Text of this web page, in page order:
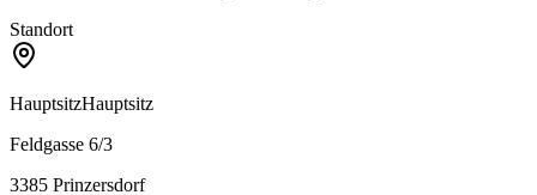
Standort
HauptsitzHauptsitz
Feldgasse 6/3
3385 Prinzersdorf